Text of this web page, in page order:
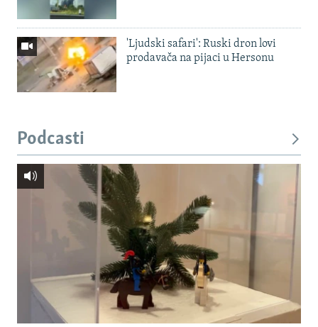
'Ljudski safari': Ruski dron lovi
prodavača na pijaci u Hersonu
Podcasti